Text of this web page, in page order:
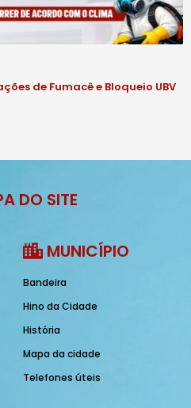
de Fumacê e Bloqueio UBV
DO SITE
MUNICÍPIO
Bandeira
Hino da Cidade
História
Mapa da cidade
Telefones úteis